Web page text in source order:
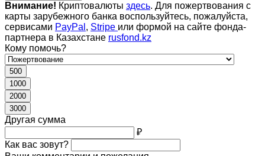
Внимание! Криптовалюты здесь. Для пожертвования с
карты зарубежного банка воспользуйтесь, пожалуйста,
сервисами PayPal , Stripe или формой на сайте фонда-
партнера в Казахстане rusfond.kz
Кому помочь?
500
1000
2000
3000
Другая сумма
₽
Как вас зовут?